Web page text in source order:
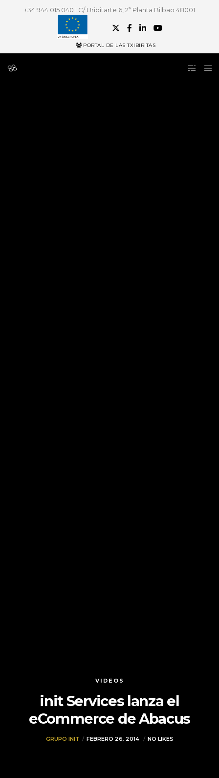
+34 944 015 040 | C/ Uribitarte 6, 2ª Planta Bilbao 48001
PORTAL DE LAS TXIBIRITAS
VIDEOS
init Services lanza el
eCommerce de Abacus
GRUPO INIT FEBRERO 26, 2014 NO LIKES